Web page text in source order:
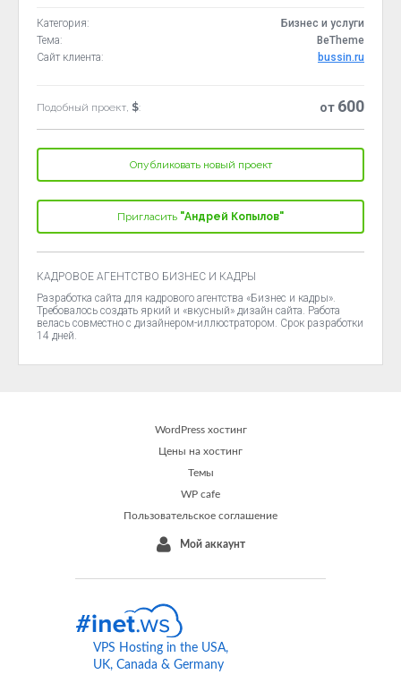
Категория:
Бизнес и услуги
Тема:
BeTheme
Сайт клиента:
bussin.ru
Подобный проект, $: от 600
Опубликовать новый проект
Пригласить "Андрей Копылов"
КАДРОВОЕ АГЕНТСТВО БИЗНЕС И КАДРЫ
Разработка сайта для кадрового агентства «Бизнес и кадры».
Требовалось создать яркий и «вкусный» дизайн сайта. Работа
велась совместно с дизайнером-иллюстратором. Срок разработки
14 дней.
WordPress хостинг
Цены на хостинг
Темы
WP cafe
Пользовательское соглашение
Мой аккаунт
VPS Hosting in the USA,
UK, Canada & Germany